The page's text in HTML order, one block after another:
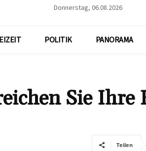
Donnerstag, 06.08.2026
POLITIK PANORAMA
Sie Ihre
Teilen